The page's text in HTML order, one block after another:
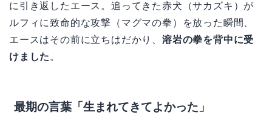
に引き返したエース。追ってきた赤犬（サカズキ）が
ルフィに致命的な攻撃（マグマの拳）を放った瞬間、
エースはその前に立ちはだかり、溶岩の拳を背中に受
けました 。
最期の言葉「生まれてきてよかった」